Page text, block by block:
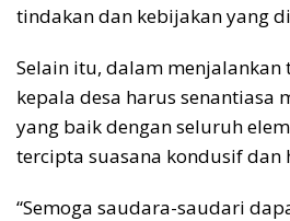
tindakan dan kebijakan yang
Selain itu, dalam menjalankan
kepala desa harus senantiasa
yang baik dengan seluruh
tercipta suasana kondusif dan
“Semoga saudara-saudari